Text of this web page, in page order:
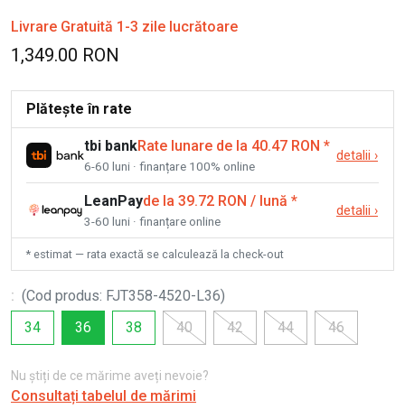
Livrare Gratuită 1-3 zile lucrătoare
1,349.00 RON
Plătește în rate
tbi bankRate lunare de la 40.47 RON *
6-60 luni · finanțare 100% online
detalii ›
LeanPayde la 39.72 RON / lună *
3-60 luni · finanțare online
detalii ›
* estimat — rata exactă se calculează la check-out
: (Cod produs: FJT358-4520-L36)
34
36 38 40 42 44 46
Nu știți de ce mărime aveți nevoie?
Consultați tabelul de mărimi